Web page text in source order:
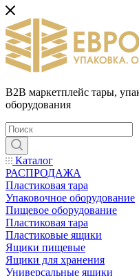
B2B маркетплейс тары,
оборудования
Каталог
РАСПРОДАЖА
Пластиковая тара
Упаковочное оборудование
Пищевое оборудование
Пластиковая тара
Пластиковые ящики
Ящики пищевые
Ящики для хранения
Универсальные ящики